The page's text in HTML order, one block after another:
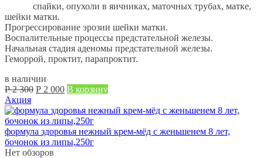
спайки, опухоли в яичниках, маточных трубах, матке,
шейки матки.
Прогрессирование эрозии шейки матки.
Воспалительные процессы предстательной железы.
Начальная стадия аденомы предстательной железы.
Геморрой, проктит, парапроктит.
в наличии
Р 2 300 Первоначальная
составляла
Р
2 300.
Р 2 000Текущая
Р
2 000.
В корзину
Акция
формула здоровья нежный крем-мёд с женьшенем 8 лет,
бочонок из липы,250г
Нет обзоров